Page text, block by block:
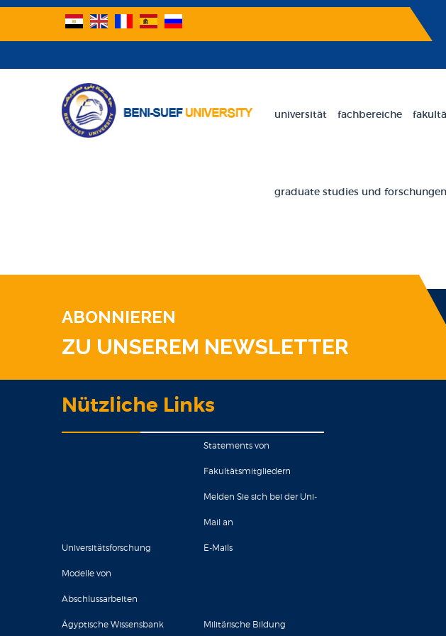
universität fachbereiche
graduate studies und forschungen
ABONNIEREN
ZU UNSEREM NEWSLETTER
Nützliche Links
Statements von
Fakultätsmitgliedern
Melden Sie sich bei der Uni-
Mail an
Universitätsforschung E-Mails
Modelle von
Abschlussarbeiten
Ägyptische Wissensbank Militärische Bildung